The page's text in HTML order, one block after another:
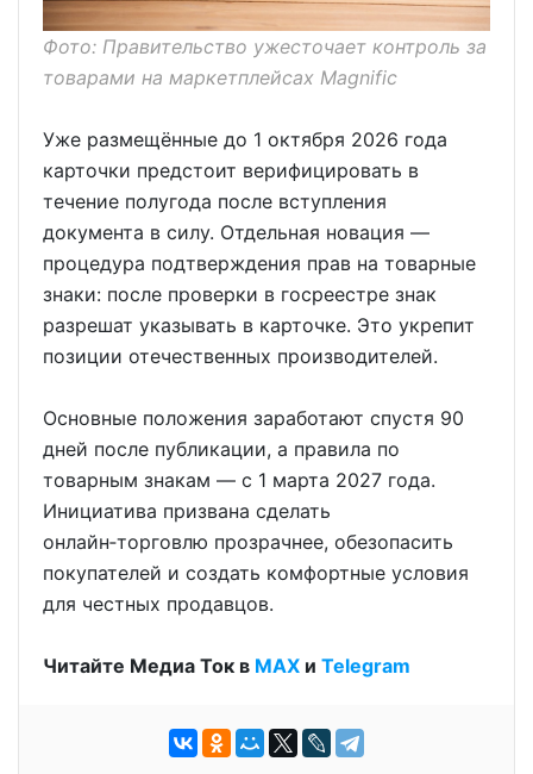
Фото: Правительство ужесточает контроль за
товарами на маркетплейсах Magnific
Уже размещённые до 1 октября 2026 года
карточки предстоит верифицировать в
течение полугода после вступления
документа в силу. Отдельная новация —
процедура подтверждения прав на товарные
знаки: после проверки в госреестре знак
разрешат указывать в карточке. Это укрепит
позиции отечественных производителей.
Основные положения заработают спустя 90
дней после публикации, а правила по
товарным знакам — с 1 марта 2027 года.
Инициатива призвана сделать
онлайн‑торговлю прозрачнее, обезопасить
покупателей и создать комфортные условия
для честных продавцов.
Читайте Медиа Ток в МАХ и Telegram